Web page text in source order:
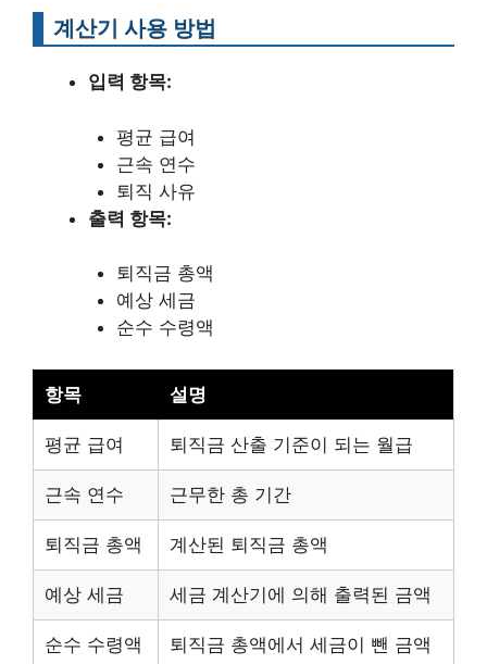
계산기 사용 방법
입력 항목:
평균 급여
근속 연수
퇴직 사유
출력 항목:
퇴직금 총액
예상 세금
순수 수령액
항목 설명
평균 급여 퇴직금 산출 기준이 되는 월급
근속 연수 근무한 총 기간
퇴직금 총액 계산된 퇴직금 총액
예상 세금 세금 계산기에 의해 출력된 금액
순수 수령액 퇴직금 총액에서 세금이 뺀 금액